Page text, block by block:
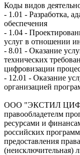
Коды видов
- 1.01 - Разработка,
обеспечения
- 1.04 -
услуг в отношении
- 8.01 - Оказание
технических
цифровизации
- 12.01 - Оказание
организацией
ООО "ЭКСТИЛ
правообладетелм
ресурсами и
российских
предоставления
(неисключительная)